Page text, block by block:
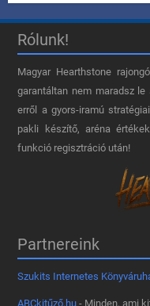
Rólunk!
Magyar Hearthstone​
garantáltan nem maradsz
erről a gyors-iramú
pakli készítő, aréna
funkció regisztráció után!
Partnereink
Szukits Internetes
ABCkitűző.hu - Minden, ami